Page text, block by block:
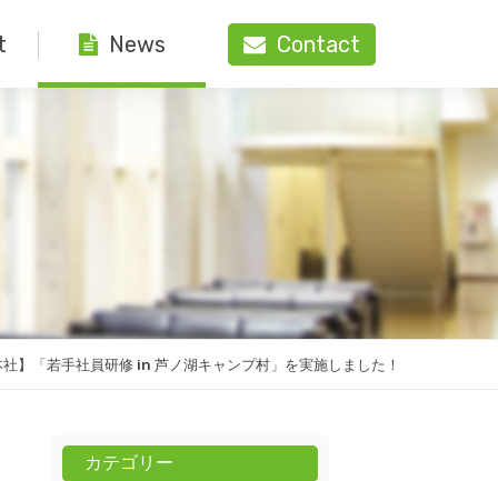
News Contact
】「若手社員研修 in 芦ノ湖キャンプ村」を実施しました！
カテゴリー